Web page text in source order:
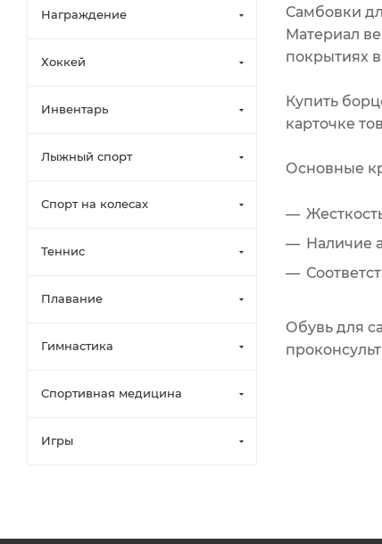
Самбовки
Материал
покрытиях
Купить
карточке
Основные
Наличие
Обувь для
Награждение
Хоккей
Инвентарь
Лыжный спорт
Спорт на колесах
Теннис
Плавание
Гимнастика
Спортивная медицина
Игры